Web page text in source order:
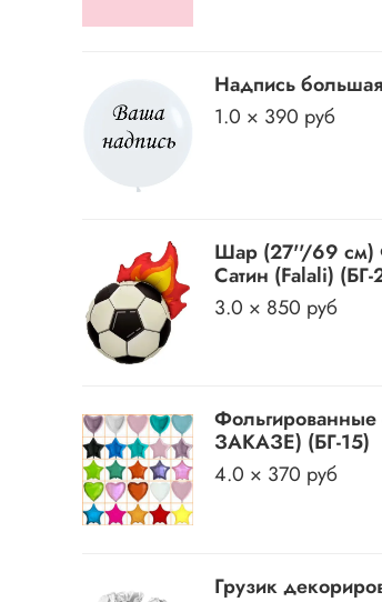
Надпись
1.0 × 390 руб
Шар (27''/69 см)
Сатин (Falali) (БГ-
3.0 × 850 руб
ЗАКАЗЕ) (БГ-15)
4.0 × 370 руб
Грузик